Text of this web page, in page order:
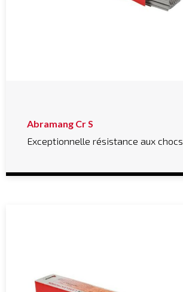
Abramang Cr S
Exceptionnelle résistance aux chocs